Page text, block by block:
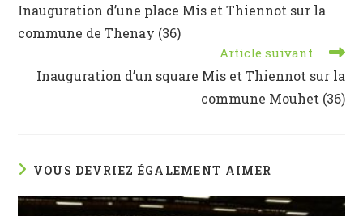
articles
Inauguration d’une place Mis et Thiennot sur la
commune de Thenay (36)
Article suivant
Inauguration d’un square Mis et Thiennot sur la
commune Mouhet (36)
VOUS DEVRIEZ ÉGALEMENT AIMER